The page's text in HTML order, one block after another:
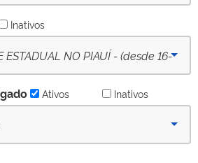
Inativos
ESTADUAL NO PIAUÍ - (desde 16-
Ativos Inativos